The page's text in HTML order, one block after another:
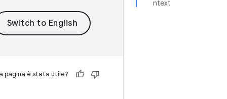
ntext
pagina è stata utile?